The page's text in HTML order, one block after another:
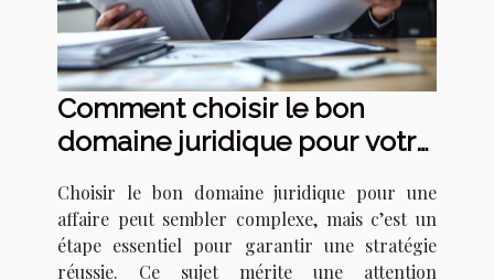
Comment choisir le bon
domaine juridique pour votre
Choisir le bon domaine juridique pour une
affaire peut sembler complexe, mais c’est un
étape essentiel pour garantir une stratégie
réussie. Ce sujet mérite une attention